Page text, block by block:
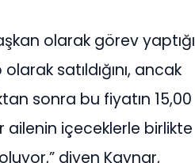
olarak görev yaptığı
satıldığını, ancak
sonra bu fiyatın 15,00
ailenin içeceklerle birlikte
diyen Kaynar,